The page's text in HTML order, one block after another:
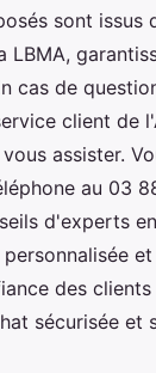
sont issus
LBMA,
cas de
client de
assister.
au 03
d'experts
des clients
sécurisée et